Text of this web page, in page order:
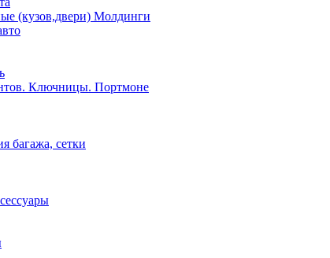
(кузов,двери) Молдинги
Ключницы. Портмоне
багажа, сетки